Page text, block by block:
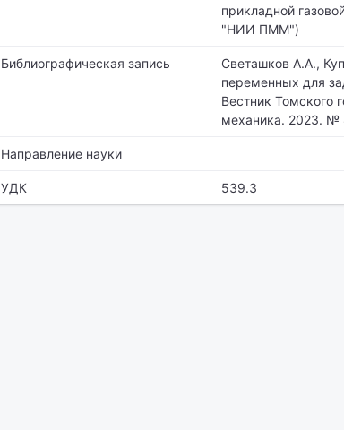
прикладной
"НИИ ПММ")
Библиографическая запись
Светашков А.А.,
переменных для
Вестник Томского
механика. 2023. №
Направление науки
УДК 539.3